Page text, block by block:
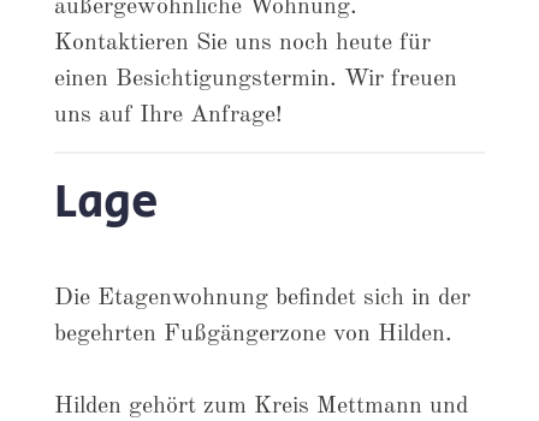
außergewöhnliche Wohnung.
Kontaktieren Sie uns noch heute für
einen Besichtigungstermin. Wir freuen
uns auf Ihre Anfrage!
Lage
Die Etagenwohnung befindet sich in der
begehrten Fußgängerzone von Hilden.
Hilden gehört zum Kreis Mettmann und